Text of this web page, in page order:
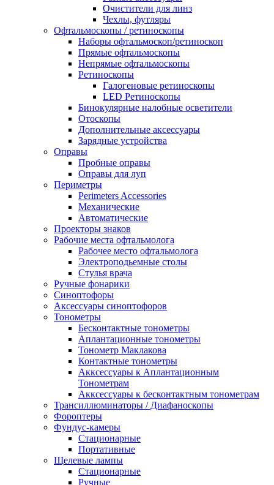
Очистители для линз
Чехлы, футляры
Офтальмоскопы / ретиноскопы
Наборы офтальмоскоп/ретиноскоп
Прямые офтальмоскопы
Непрямые офтальмоскопы
Ретиноскопы
Галогеновые ретиноскопы
LED Ретиноскопы
Бинокулярные налобные осветители
Отоскопы
Дополнительные аксессуары
Зарядные устройства
Оправы
Пробные оправы
Оправы для луп
Периметры
Perimeters Accessories
Механические
Автоматические
Проекторы знаков
Рабочие места офтальмолога
Рабочее место офтальмолога
Электроподьемные столы
Стулья врача
Ручные фонарики
Синоптофоры
Аксессуары синоптофоров
Тонометры
Бесконтактные тонометры
Аплантационные тонометры
Тонометр Маклакова
Контактные тонометры
Акксессуары к Аплантационным
Тонометрам
Акксессуары к бесконтактным тонометрам
Трансиллюминаторы / Диафаноскопы
Фороптеры
Фундус-камеры
Стационарные
Портативные
Щелевые лампы
Стационарные
Ручные